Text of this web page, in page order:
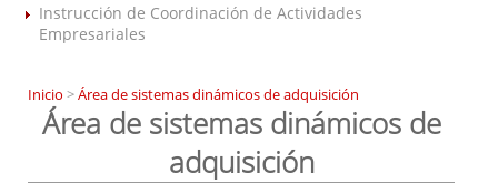
Instrucción de Coordinación de Actividades
Empresariales
Inicio >Área de sistemas dinámicos de adquisición
Área de sistemas dinámicos de
adquisición